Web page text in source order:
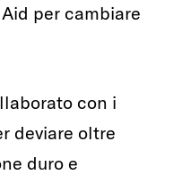
per cambiare
con i
deviare oltre
duro e